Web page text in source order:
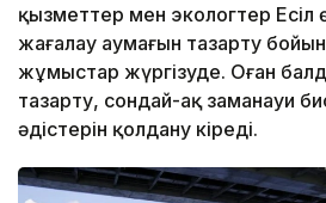
қызметтер мен экологтер Есіл
жағалау аумағын тазарту
жұмыстар жүргізуде. Оған
тазарту, сондай-ақ заманауи
әдістерін қолдану кіреді.